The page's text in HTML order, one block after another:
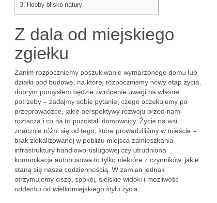
Hobby blisko natury
Z dala od miejskiego
zgiełku
Zanim rozpoczniemy poszukiwanie wymarzonego domu lub
działki pod budowę, na której rozpoczniemy nowy etap życia,
dobrym pomysłem będzie zwrócenie uwagi na własne
potrzeby – zadajmy sobie pytanie, czego oczekujemy po
przeprowadzce, jakie perspektywy rozwoju przed nami
roztacza i co na to pozostali domownicy. Życie na wsi
znacznie różni się od tego, które prowadziliśmy w mieście –
brak zlokalizowanej w pobliżu miejsca zamieszkania
infrastruktury handlowo-usługowej czy utrudniona
komunikacja autobusowa to tylko niektóre z czynników, jakie
staną się nasza codziennością. W zamian jednak
otrzymujemy ciszę, spokój, sielskie widoki i możliwość
oddechu od wielkomiejskiego stylu życia.